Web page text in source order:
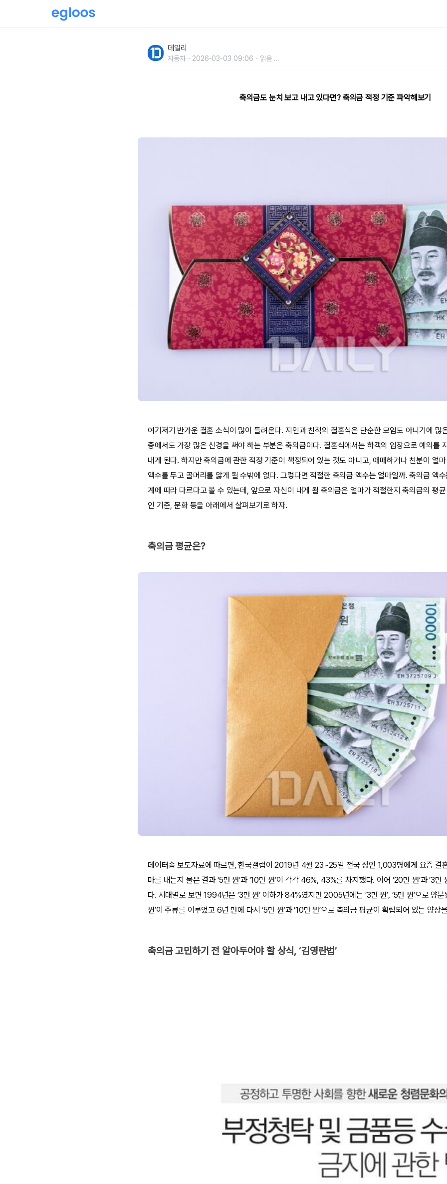
데일리
자동차 2026-03-03 09:06 읽음 ...
축의금도 눈치 보고 내고 있다면? 축의금 적정 기준 파악해보기
여기저기 반가운 결혼 소식이 많이 들려온다. 지인과 친척의 결혼식은 단순한 모임도 아니기에 많
중에서도 가장 많은 신경을 써야 하는 부분은 축의금이다. 결혼식에서는 하객의 입장으로 예의를
내게 된다. 하지만 축의금에 관한 적정 기준이 책정되어 있는 것도 아니고, 애매하거나 친분이 얼
액수를 두고 골머리를 앓게 될 수밖에 없다. 그렇다면 적절한 축의금 액수는 얼마일까. 축의금 액
계에 따라 다르다고 볼 수 있는데, 앞으로 자신이 내게 될 축의금은 얼마가 적절한지 축의금의 평
인 기준, 문화 등을 아래에서 살펴보기로 하자.
축의금 평균은?
데이터솜 보도자료에 따르면, 한국갤럽이 2019년 4월 23~25일 전국 성인 1,003명에게 요즘 결
마를 내는지 물은 결과 ‘5만 원’과 ‘10만 원’이 각각 46%, 43%를 차지했다. 이어 ‘20만 원’과 ‘3만
다. 시대별로 보면 1994년은 ‘3만 원’ 이하가 84%였지만 2005년에는 ‘3만 원’, ‘5만 원’으로 양
원’이 주류를 이루었고 6년 만에 다시 ‘5만 원’과 ‘10만 원’으로 축의금 평균이 확립되어 있는 양상
축의금 고민하기 전 알아두어야 할 상식, ‘김영란법’